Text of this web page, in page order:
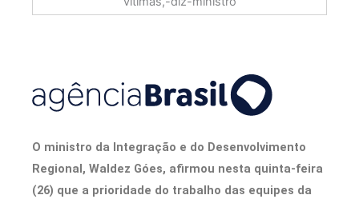
O ministro da Integração e do Desenvolvimento
Regional, Waldez Góes, afirmou nesta quinta-feira
(26) que a prioridade do trabalho das equipes da